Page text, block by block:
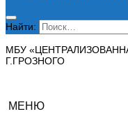
Найти:
МБУ
Г.ГРОЗНОГО
МЕНЮ